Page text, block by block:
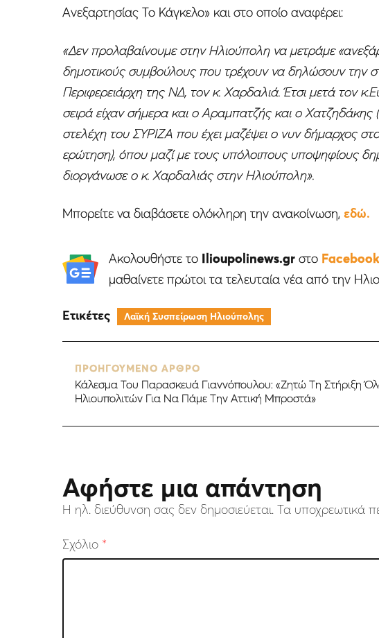
Ανεξαρτησίας Το Κάγκελο» και στο οποίο αναφέρει:
«Δεν προλαβαίνουμε στην Ηλιούπολη να μετράμε
δημοτικούς συμβούλους που τρέχουν να δηλώσουν την
Περιφερειάρχη της ΝΔ, τον κ. Χαρδαλιά. Έτσι μετά τον
σειρά είχαν σήμερα και ο Αραμπατζής και ο
στελέχη του ΣΥΡΙΖΑ που έχει μαζέψει ο νυν δήμαρχος
ερώτηση), όπου μαζί με τους υπόλοιπους υποψηφίους
διοργάνωσε ο κ. Χαρδαλιάς στην Ηλιούπολη».
Μπορείτε να διαβάσετε ολόκληρη την ανακοίνωση, εδώ.
Ακολουθήστε το Ilioupolinews.grστο Facebook
μαθαίνετε πρώτοι τα τελευταία νέα από την
Ετικέτες Λαϊκή Συσπείρωση Ηλιούπολης
ΠΡΟΗΓΟΥΜΕΝΟ ΑΡΘΡΟ
Κάλεσμα Του Παρασκευά Γιαννόπουλου: «Ζητώ Τη Στήριξη
Ηλιουπολιτών Για Να Πάμε Την Αττική Μπροστά»
Αφήστε μια απάντηση
Η ηλ. διεύθυνση σας δεν δημοσιεύεται. Τα υποχρεωτικά
Σχόλιο *